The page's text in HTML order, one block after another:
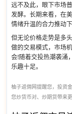
远不及此，眼下市场
发酵。长期来看，在
情绪升温的合力推动
但无论价格走势是多
做的交易模式，市场
会!随着交投热潮袭涌
乐趣十足。
柚子返佣网提醒您，投资
您炒货币对、炒期货带来